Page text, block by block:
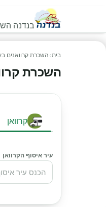
בנדנה
בית›השכרת קרוואנים
השכרת
קרוואן
עיר איסוף הקרוואן